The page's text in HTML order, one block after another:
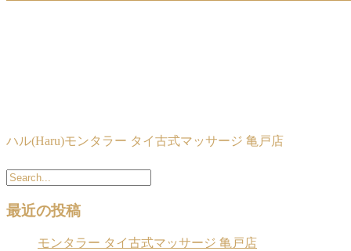
ハル(Haru)モンタラー タイ古式マッサージ 亀戸店
最近の投稿
モンタラー タイ古式マッサージ 亀戸店